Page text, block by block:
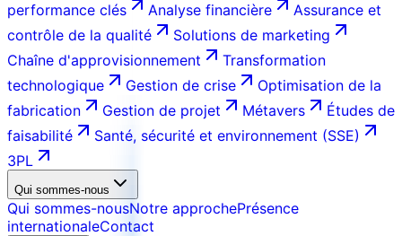
performance clés
Analyse financière
Assurance et
contrôle de la qualité
Solutions de marketing
Chaîne d'approvisionnement
Transformation
technologique
Gestion de crise
Optimisation de la
fabrication
Gestion de projet Métavers
Études de
faisabilité
Santé, sécurité et environnement (SSE)
3PL
Qui sommes-nous
Qui sommes-nousNotre approchePrésence
internationaleContact